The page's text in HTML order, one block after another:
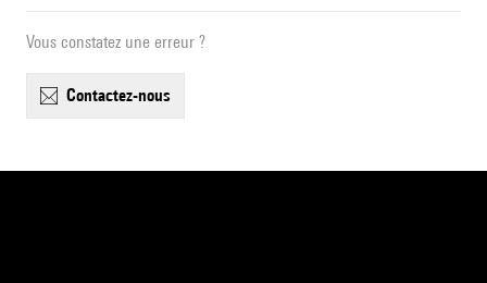
Vous constatez une erreur ?
contactez-nous